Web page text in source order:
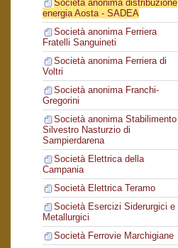
Società anonima distribuzione
energia Aosta - SADEA
Società anonima Ferriera
Fratelli Sanguineti
Società anonima Ferriera di
Voltri
Società anonima Franchi-
Gregorini
Società anonima Stabilimento
Silvestro Nasturzio di
Sampierdarena
Società Elettrica della
Campania
Società Elettrica Teramo
Società Esercizi Siderurgici e
Metallurgici
Società Ferrovie Marchigiane